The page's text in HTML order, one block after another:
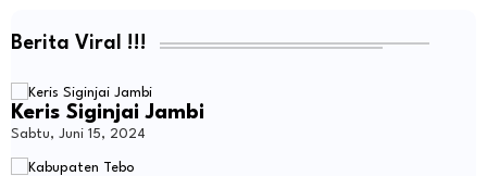
Berita Viral !!!
Keris Siginjai Jambi
Sabtu, Juni 15, 2024